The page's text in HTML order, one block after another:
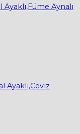
Aynalı
Ayaklı,Ceviz